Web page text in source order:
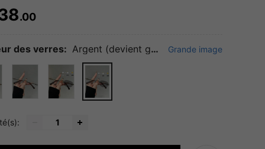
AND AVAILABILITY
.00
des verres: Argent (devient gris) Grande image